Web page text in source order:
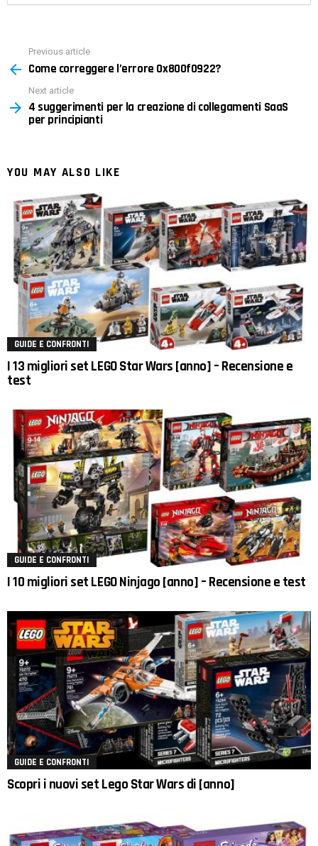
more
Previous article
Come correggere l’errore 0x800f0922?
Next article
4 suggerimenti per la creazione di collegamenti SaaS
per principianti
YOU MAY ALSO LIKE
GUIDE E CONFRONTI
I 13 migliori set LEGO Star Wars [anno] – Recensione e
test
GUIDE E CONFRONTI
I 10 migliori set LEGO Ninjago [anno] – Recensione e test
GUIDE E CONFRONTI
Scopri i nuovi set Lego Star Wars di [anno]